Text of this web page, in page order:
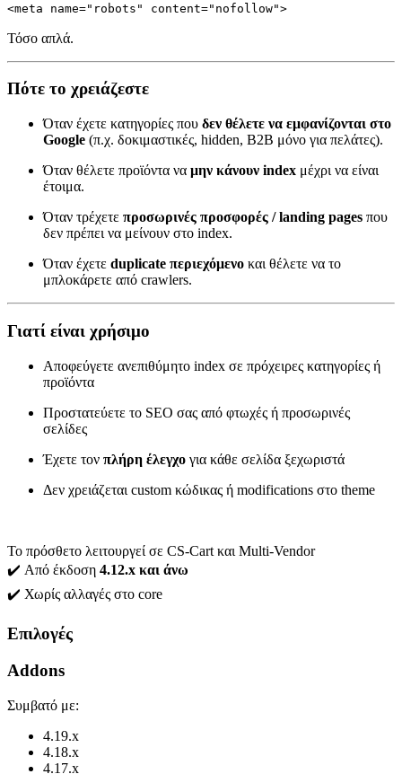
<meta name="robots" content="nofollow">
Τόσο απλά.
Πότε το χρειάζεστε
Όταν έχετε κατηγορίες που δεν θέλετε να εμφανίζονται στο
Google (π.χ. δοκιμαστικές, hidden, B2B μόνο για πελάτες).
Όταν θέλετε προϊόντα να μην κάνουν index μέχρι να είναι
έτοιμα.
Όταν τρέχετε προσωρινές προσφορές / landing pages που
δεν πρέπει να μείνουν στο index.
Όταν έχετε duplicate περιεχόμενο και θέλετε να το
μπλοκάρετε από crawlers.
Γιατί είναι χρήσιμο
Αποφεύγετε ανεπιθύμητο index σε πρόχειρες κατηγορίες ή
προϊόντα
Προστατεύετε το SEO σας από φτωχές ή προσωρινές
σελίδες
Έχετε τον πλήρη έλεγχο για κάθε σελίδα ξεχωριστά
Δεν χρειάζεται custom κώδικας ή modifications στο theme
Το πρόσθετο λειτουργεί σε CS-Cart και Multi-Vendor
✔️ Από έκδοση 4.12.x και άνω
✔️ Χωρίς αλλαγές στο core
Επιλογές
Addons
Συμβατό με:
4.19.x
4.18.x
4.17.x